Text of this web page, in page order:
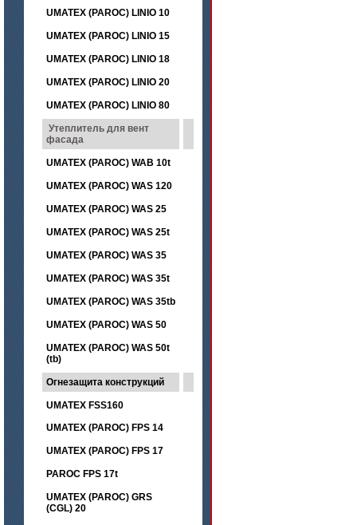
UMATEX (PAROC) LINIO 10
UMATEX (PAROC) LINIO 15
UMATEX (PAROC) LINIO 18
UMATEX (PAROC) LINIO 20
UMATEX (PAROC) LINIO 80
Утеплитель для вент
фасада
UMATEX (PAROC) WAB 10t
UMATEX (PAROC) WAS 120
UMATEX (PAROC) WAS 25
UMATEX (PAROC) WAS 25t
UMATEX (PAROC) WAS 35
UMATEX (PAROC) WAS 35t
UMATEX (PAROC) WAS 35tb
UMATEX (PAROC) WAS 50
UMATEX (PAROC) WAS 50t
(tb)
Огнезащита конструкций
UMATEX FSS160
UMATEX (PAROC) FPS 14
UMATEX (PAROC) FPS 17
PAROC FPS 17t
UMATEX (PAROC) GRS
(CGL) 20